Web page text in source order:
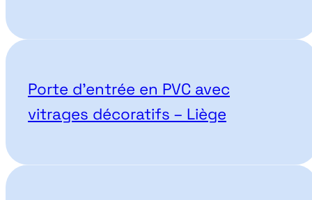
Porte d’entrée en PVC avec
vitrages décoratifs – Liège